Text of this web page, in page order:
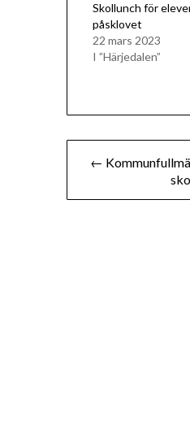
Skollunch för
påsklovet
22 mars 2023
I ”Härjedalen”
←